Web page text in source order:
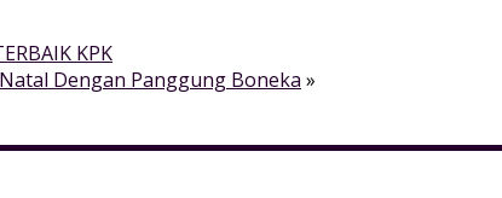
KPK
Dengan Panggung Boneka »